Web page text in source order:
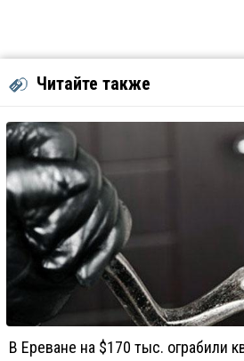
Читайте также
В Ереване на $170 тыс. ограбили